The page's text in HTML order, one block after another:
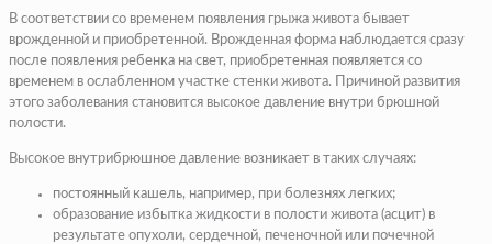
В соответствии со временем появления грыжа живота бывает
врожденной и приобретенной. Врожденная форма наблюдается сразу
после появления ребенка на свет, приобретенная появляется со
временем в ослабленном участке стенки живота. Причиной развития
этого заболевания становится высокое давление внутри брюшной
полости.
Высокое внутрибрюшное давление возникает в таких случаях:
постоянный кашель, например, при болезнях легких;
образование избытка жидкости в полости живота (асцит) в
результате опухоли, сердечной, печеночной или почечной